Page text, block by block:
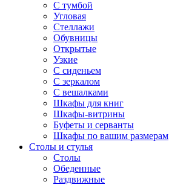
С тумбой
Угловая
Стеллажи
Обувницы
Открытые
Узкие
С сиденьем
С зеркалом
С вешалками
Шкафы для книг
Шкафы-витрины
Буфеты и серванты
Шкафы по вашим размерам
Столы и стулья
Столы
Обеденные
Раздвижные